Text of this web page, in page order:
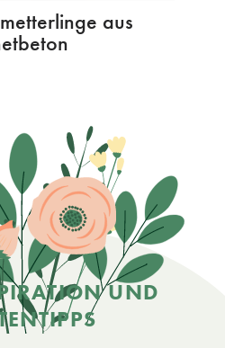
aus
UND